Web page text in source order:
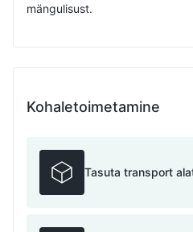
mängulisust.
Kohaletoimetamine
Tasuta transport